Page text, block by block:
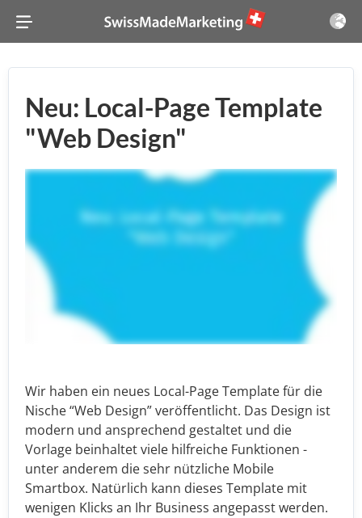
Neu: Local-Page Template
"Web Design"
Wir haben ein neues Local-Page Template für die
Nische “Web Design” veröffentlicht. Das Design ist
modern und ansprechend gestaltet und die
Vorlage beinhaltet viele hilfreiche Funktionen -
unter anderem die sehr nützliche Mobile
Smartbox. Natürlich kann dieses Template mit
wenigen Klicks an Ihr Business angepasst werden.